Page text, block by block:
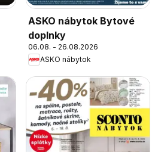
ASKO nábytok Bytové
doplnky
06.08. - 26.08.2026
ASKO nábytok